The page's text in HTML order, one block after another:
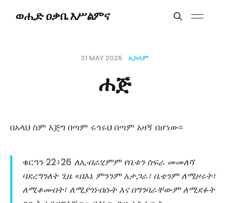
ወሒድ ዐቃቤ እሥልምና
31 MAY 2025 ኢስላም
ሐጅ
በአላህ ስም እጅግ በጣም ሩኅሩህ በጣም አዛኝ በሆነው፡፡
ቁርዓን 22፥26 ለኢብራሂምም የቤቱን ስፍራ መመለሻ
ባደረግንለት ጊዜ «በእኔ ምንንም አታጋራ፣ ቤቴንም ለሚዞሩት፣
ለሚቆሙበት፣ ለሚያጎነብሱት እና በግንባራቸውም ለሚደፉት